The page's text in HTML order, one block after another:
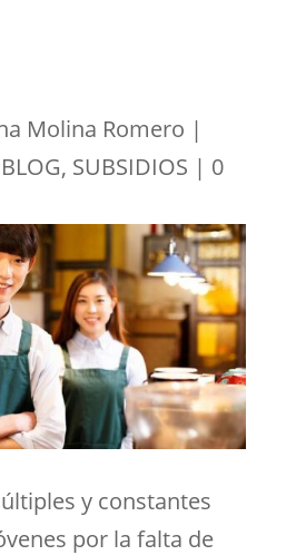
Molina Romero |
BLOG, SUBSIDIOS | 0
y constantes
por la falta de